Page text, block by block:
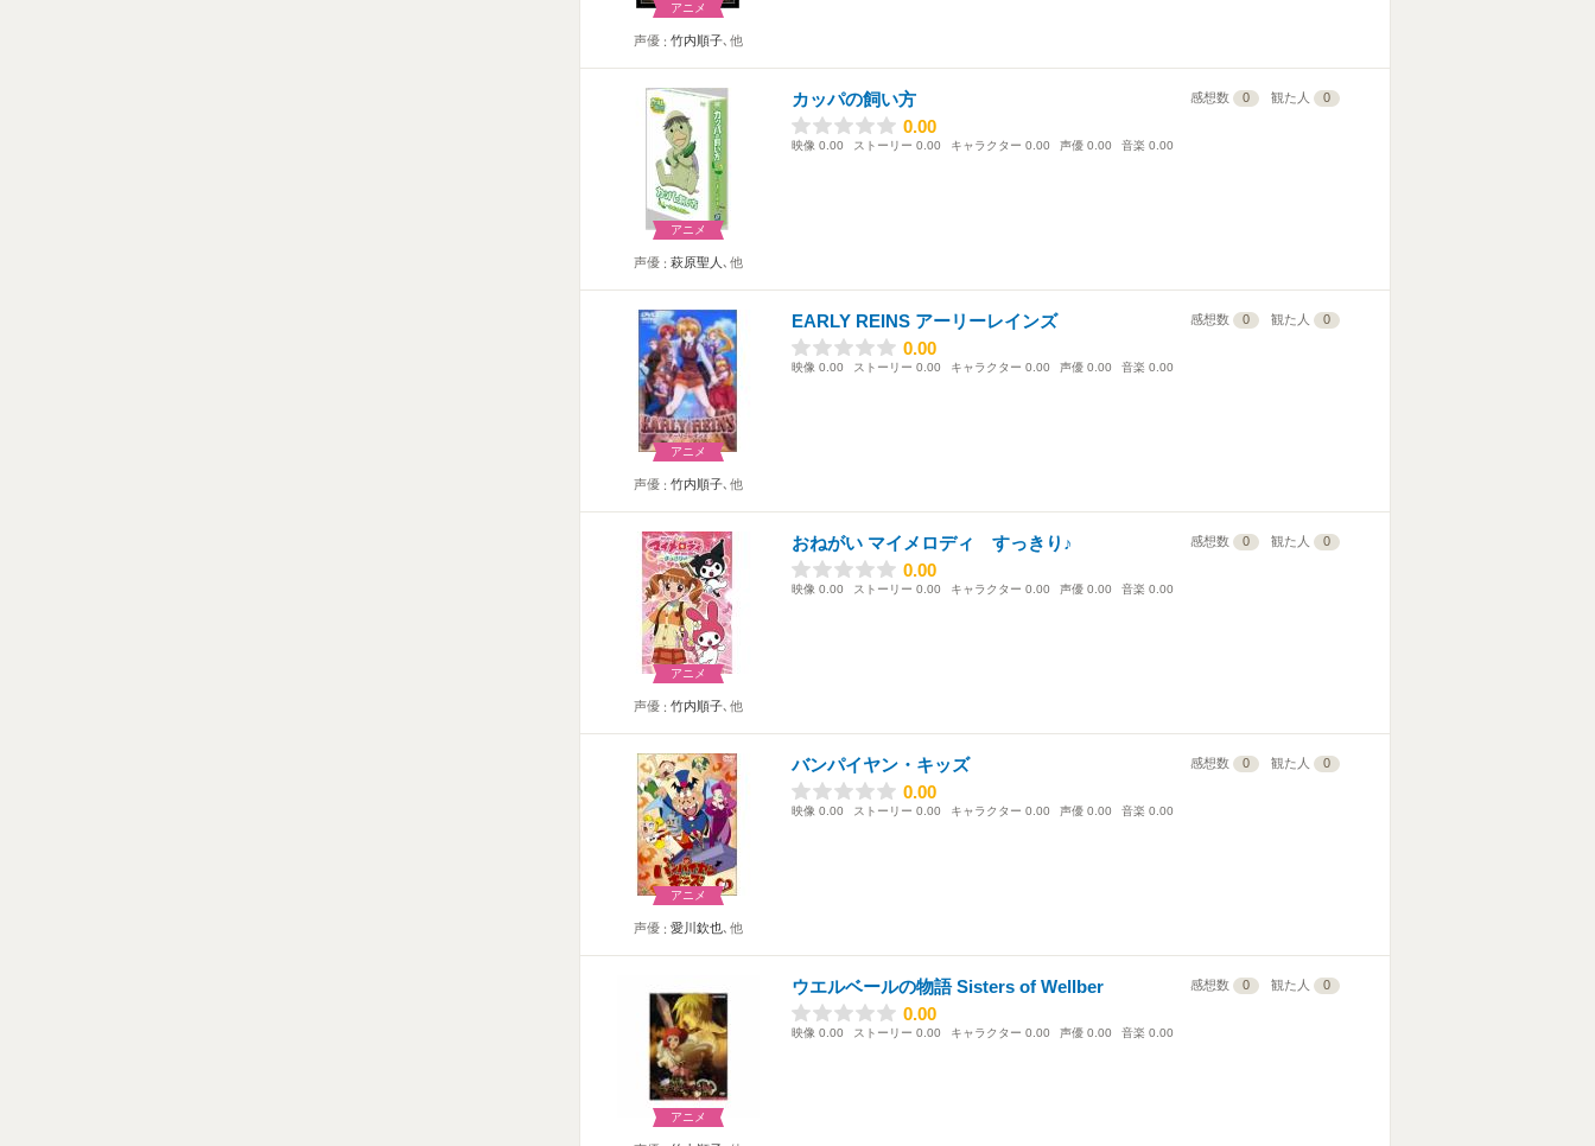
アニメ
声優 竹内順子､他
アニメ
声優 萩原聖人 ､他
カッパの飼い方 感想数 0 観た人 0
0.00
0.00
映像 0.00 ストーリー 0.00 キャラクター 0.00 声優 0.00 音楽 0.00
アニメ
声優 竹内順子､他
EARLY REINS アーリーレインズ 感想数 0 観た人 0
0.00
0.00
映像 0.00 ストーリー 0.00 キャラクター 0.00 声優 0.00 音楽 0.00
アニメ
声優 竹内順子､他
おねがい マイメロディ すっきり♪ 感想数 0 観た人 0
0.00
0.00
映像 0.00 ストーリー 0.00 キャラクター 0.00 声優 0.00 音楽 0.00
アニメ
声優 愛川欽也､他
バンパイヤン・キッズ 感想数 0 観た人 0
0.00
0.00
映像 0.00 ストーリー 0.00 キャラクター 0.00 声優 0.00 音楽 0.00
アニメ
ウエルベールの物語 Sisters of Wellber 感想数 0 観た人 0
0.00
0.00
映像 0.00 ストーリー 0.00 キャラクター 0.00 声優 0.00 音楽 0.00